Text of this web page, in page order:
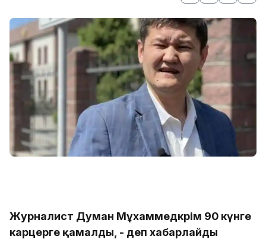
Журналист Думан Мұхаммедкәрім 90 күнге
карцерге қамалды, - деп хабарлайды